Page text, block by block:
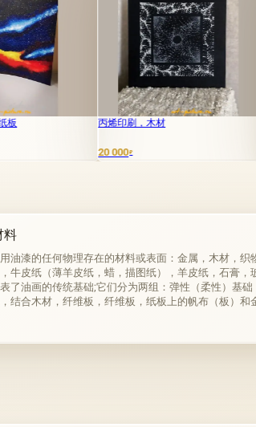
丙烯印刷，木材 100年 布面
料
油漆的任何物理存在的材料或表面：金属，木材，织
牛皮纸（薄羊皮纸，蜡，描图纸），羊皮纸，石膏，
了油画的传统基础;它们分为两组：弹性（柔性）基础
结合木材，纤维板，纤维板，纸板上的帆布（板）和